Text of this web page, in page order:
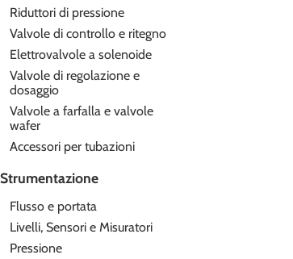
Riduttori di pressione
Valvole di controllo e ritegno
Elettrovalvole a solenoide
Valvole di regolazione e
dosaggio
Valvole a farfalla e valvole
wafer
Accessori per tubazioni
Strumentazione
Flusso e portata
Livelli, Sensori e Misuratori
Pressione